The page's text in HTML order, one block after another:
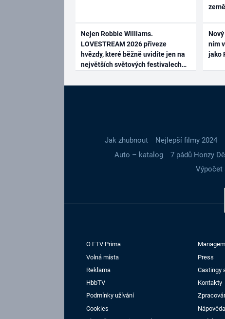
Nejen Robbie Williams.
LOVESTREAM 2026 přiveze
hvězdy, které běžně uvidíte jen na
největších světových festivalech
ním
jako
Jak zhubnout Nejlepší filmy 2024
Auto – katalog
7 pádů Honzy
Výpočet
O FTV Prima
Volná místa
Press
Reklama
Castingy
HbbTV
Kontakty
Podmínky užívání
Cookies
Nápověda